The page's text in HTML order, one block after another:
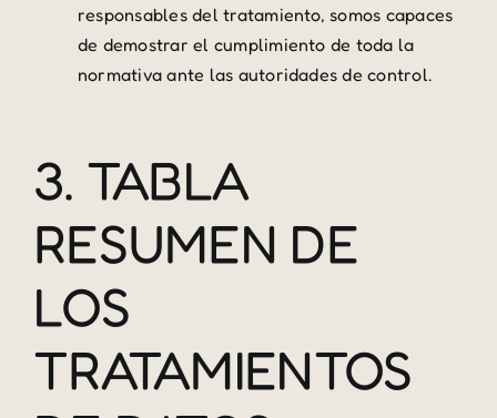
responsables del tratamiento, somos capaces
de demostrar el cumplimiento de toda la
normativa ante las autoridades de control.
3. TABLA
RESUMEN DE
LOS
TRATAMIENTOS